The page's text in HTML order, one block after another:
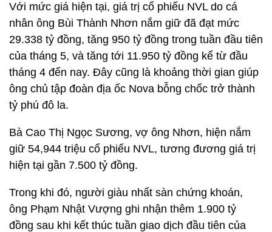
Với mức giá hiện tại, giá trị cổ phiếu NVL do cá
nhân ông Bùi Thành Nhơn nắm giữ đã đạt mức
29.338 tỷ đồng, tăng 950 tỷ đồng trong tuần đầu tiên
của tháng 5, và tăng tới 11.950 tỷ đồng kể từ đầu
tháng 4 đến nay. Đây cũng là khoảng thời gian giúp
ông chủ tập đoàn địa ốc Nova bỗng chốc trở thành
tỷ phú đô la.
Bà Cao Thị Ngọc Sương, vợ ông Nhơn, hiện nắm
giữ 54,944 triệu cổ phiếu NVL, tương đương giá trị
hiện tại gần 7.500 tỷ đồng.
Trong khi đó, người giàu nhất sàn chứng khoán,
ông Phạm Nhật Vượng ghi nhận thêm 1.900 tỷ
đồng sau khi kết thúc tuần giao dịch đầu tiên của